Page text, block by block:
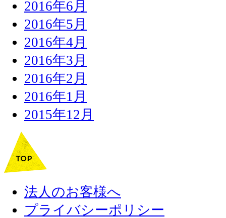
2016年6月
2016年5月
2016年4月
2016年3月
2016年2月
2016年1月
2015年12月
法人のお客様へ
プライバシーポリシー